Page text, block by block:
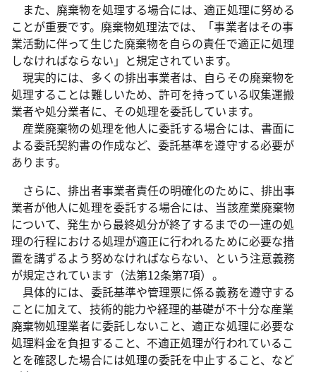
また、廃棄物を処理する場合には、適正処理に努める
ことが重要です。廃棄物処理法では、「事業者はその事
業活動に伴って生じた廃棄物を自らの責任で適正に処理
しなければならない」と規定されています。
現実的には、多くの排出事業者は、自らその廃棄物を
処理することは難しいため、許可を持っている収集運搬
業者や処分業者に、その処理を委託しています。
産業廃棄物の処理を他人に委託する場合には、書面に
よる委託契約書の作成など、委託基準を遵守する必要が
あります。
さらに、排出者事業者責任の明確化のために、排出事
業者が他人に処理を委託する場合には、当該産業廃棄物
について、発生から最終処分が終了するまでの一連の処
理の行程における処理が適正に行われるために必要な措
置を講ずるよう努めなければならない、という注意義務
が規定されています（法第12条第7項）。
具体的には、委託基準や管理票に係る義務を遵守する
ことに加えて、技術的能力や経理的基礎が不十分な産業
廃棄物処理業者に委託しないこと、適正な処理に必要な
処理料金を負担すること、不適正処理が行われているこ
とを確認した場合には処理の委託を中止すること、など